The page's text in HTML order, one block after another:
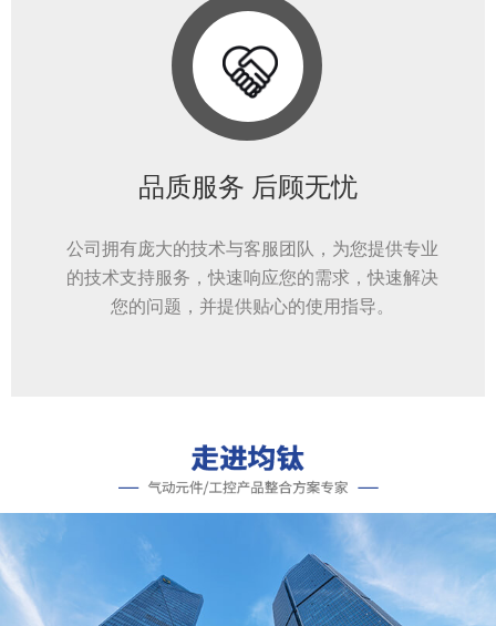
品质服务 后顾无忧
公司拥有庞大的技术与客服团队，为您提供专业
的技术支持服务，快速响应您的需求，快速解决
您的问题，并提供贴心的使用指导。